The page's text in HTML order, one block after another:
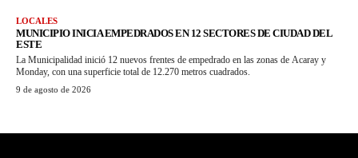
LOCALES
MUNICIPIO INICIA EMPEDRADOS EN 12 SECTORES DE CIUDAD DEL
ESTE
La Municipalidad inició 12 nuevos frentes de empedrado en las zonas de Acaray y
Monday, con una superficie total de 12.270 metros cuadrados.
9 de agosto de 2026